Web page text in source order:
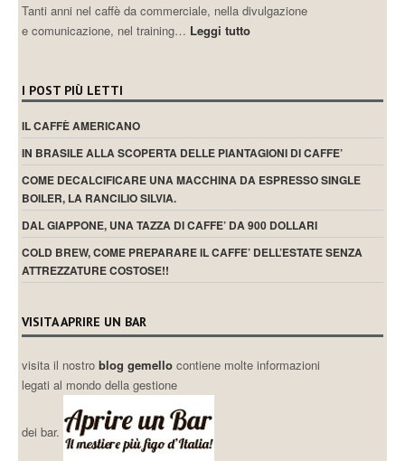
Tanti anni nel caffè da commerciale, nella divulgazione
e comunicazione, nel training… Leggi tutto
I POST PIÙ LETTI
IL CAFFÈ AMERICANO
IN BRASILE ALLA SCOPERTA DELLE PIANTAGIONI DI CAFFE’
COME DECALCIFICARE UNA MACCHINA DA ESPRESSO SINGLE
BOILER, LA RANCILIO SILVIA.
DAL GIAPPONE, UNA TAZZA DI CAFFE’ DA 900 DOLLARI
COLD BREW, COME PREPARARE IL CAFFE’ DELL’ESTATE SENZA
ATTREZZATURE COSTOSE!!
VISITA APRIRE UN BAR
visita il nostroblog gemellocontiene molte informazioni
legati al mondo della gestione
dei bar.